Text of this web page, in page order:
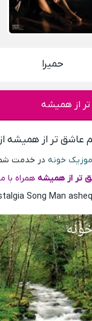
حمیرا
از همیشه
عاشق تر از همیشه
موزیک خونه در خدمت
تر از همیشه همراه با
Song Man